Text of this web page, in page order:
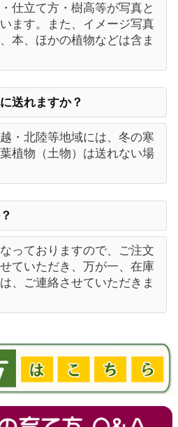
仕立て方・樹高等が写真と
ます。また、イメージ写真
本、ほかの植物などは含ま
送れますか？
・北陸等地域には、冬の寒
植物（土物）は送れない場
っておりますので、ご注文
ていただき、万が一、在庫
、ご連絡させていただきま